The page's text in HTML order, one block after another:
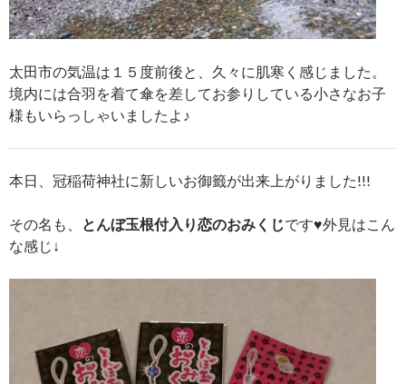
太田市の気温は１５度前後と、久々に肌寒く感じました。
境内には合羽を着て傘を差してお参りしている小さなお子
様もいらっしゃいましたよ♪
本日、冠稲荷神社に新しいお御籤が出来上がりました!!!
その名も、 とんぼ玉根付入り恋のおみくじです♥外見はこん
な感じ↓